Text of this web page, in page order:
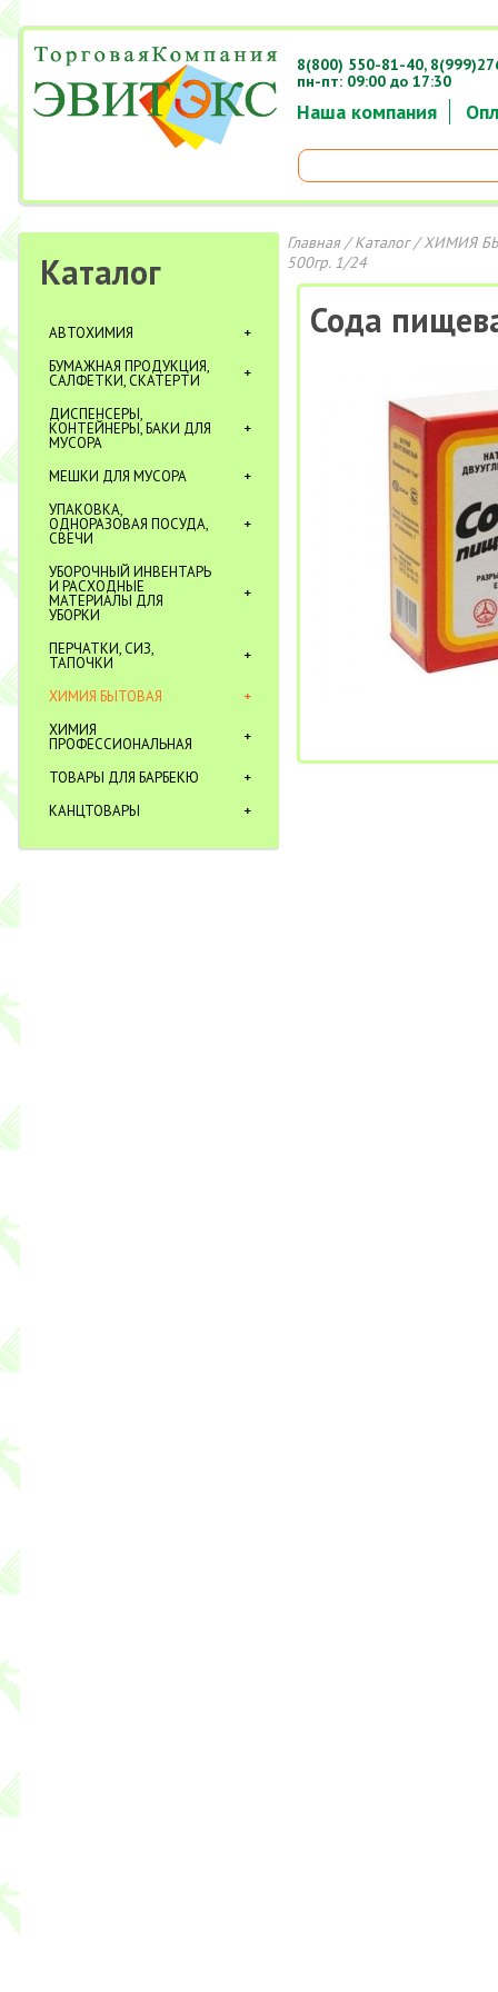
Наша компания
8(800) 550-81-40,
пн-пт: 09:00 до 17:30
Каталог
АВТОХИМИЯ
БУМАЖНАЯ ПРОДУКЦИЯ,
САЛФЕТКИ, СКАТЕРТИ
ДИСПЕНСЕРЫ,
КОНТЕЙНЕРЫ, БАКИ ДЛЯ
МУСОРА
МЕШКИ ДЛЯ МУСОРА
УПАКОВКА,
ОДНОРАЗОВАЯ ПОСУДА,
СВЕЧИ
УБОРОЧНЫЙ ИНВЕНТАРЬ
И РАСХОДНЫЕ
МАТЕРИАЛЫ ДЛЯ
УБОРКИ
ПЕРЧАТКИ, СИЗ,
ТАПОЧКИ
ХИМИЯ БЫТОВАЯ
ХИМИЯ
ПРОФЕССИОНАЛЬНАЯ
ТОВАРЫ ДЛЯ БАРБЕКЮ
КАНЦТОВАРЫ
Главная/Каталог/ХИМИЯ
500гр. 1/24
Сода